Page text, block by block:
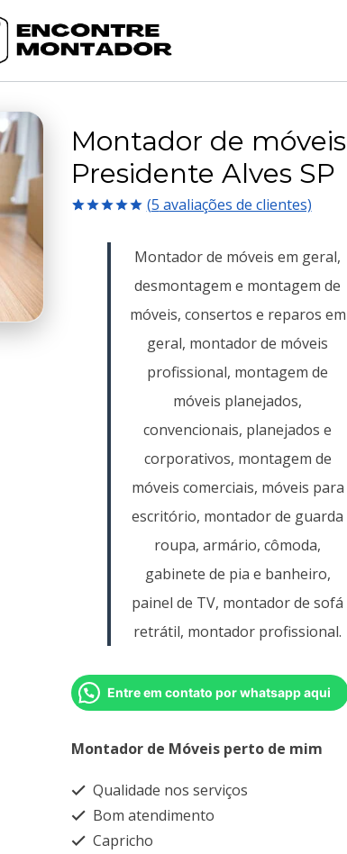
Montador de móveis
Presidente Alves SP
como5.00
(5 avaliações de clientes)
Montador de móveis em geral,
desmontagem e montagem de
móveis, consertos e reparos em
geral, montador de móveis
profissional, montagem de
móveis planejados,
convencionais, planejados e
corporativos, montagem de
móveis comerciais, móveis para
escritório, montador de guarda
roupa, armário, cômoda,
gabinete de pia e banheiro,
painel de TV, montador de sofá
retrátil, montador profissional.
Entre em contato por whatsapp aqui
Montador de Móveis perto de mim
Qualidade nos serviços
Bom atendimento
Capricho